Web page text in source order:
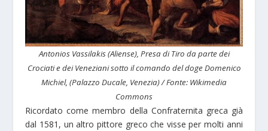
Antonios Vassilakis (Aliense), Presa di Tiro da parte dei
Crociati e dei Veneziani sotto il comando del doge Domenico
Michiel, (Palazzo Ducale, Venezia) / Fonte: Wikimedia
Commons
Ricordato come membro della Confraternita greca già
dal 1581, un altro pittore greco che visse per molti anni